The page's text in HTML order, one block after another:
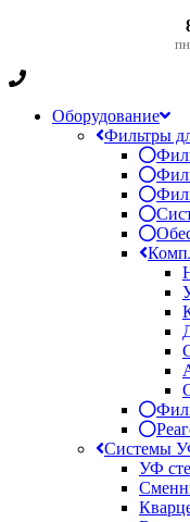
Оборудование
Фильтры
Системы
УФ